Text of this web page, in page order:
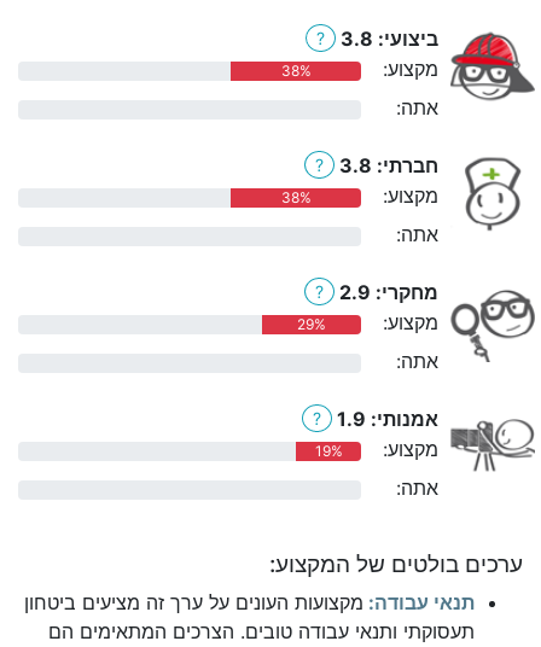
ביצועי: 3.8 ?
מקצוע: 38%
אתה:
חברתי: 3.8 ?
מקצוע: 38%
אתה:
מחקרי: 2.9 ?
מקצוע: 29%
אתה:
אמנותי: 1.9 ?
מקצוע: 19%
אתה:
ערכים בולטים של המקצוע:
תנאי עבודה: מקצועות העונים על ערך זה מציעים ביטחון
תעסוקתי ותנאי עבודה טובים. הצרכים המתאימים הם